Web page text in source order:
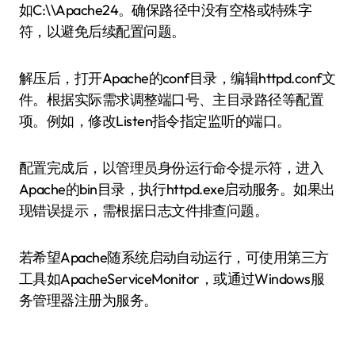
如C:\\Apache24。确保路径中没有空格或特殊字
符，以避免后续配置问题。
解压后，打开Apache的conf目录，编辑httpd.conf文
件。根据实际需求调整端口号、主目录路径等配置
项。例如，修改Listen指令指定监听的端口。
配置完成后，以管理员身份运行命令提示符，进入
Apache的bin目录，执行httpd.exe启动服务。如果出
现错误提示，需根据日志文件排查问题。
若希望Apache随系统启动自动运行，可使用第三方
工具如ApacheServiceMonitor，或通过Windows服
务管理器注册为服务。